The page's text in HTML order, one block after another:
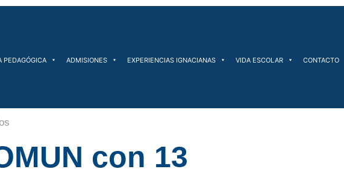
PEDAGÓGICA ADMISIONES EXPERIENCIAS IGNACIANAS VIDA ESCOLAR CONTACTO
con 13